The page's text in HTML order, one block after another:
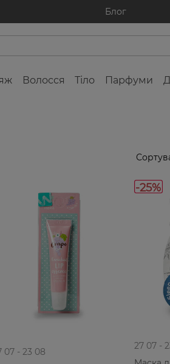
Блог
Волосся Тіло Парфуми
07 - 23 08
-25%
27 07 -